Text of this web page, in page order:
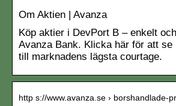
Om Aktien | Avanza
Köp aktier i DevPort B – enkelt
Avanza Bank. Klicka här för att se
till marknadens lägsta courtage.
http s://www.avanza.se › borshandlade-